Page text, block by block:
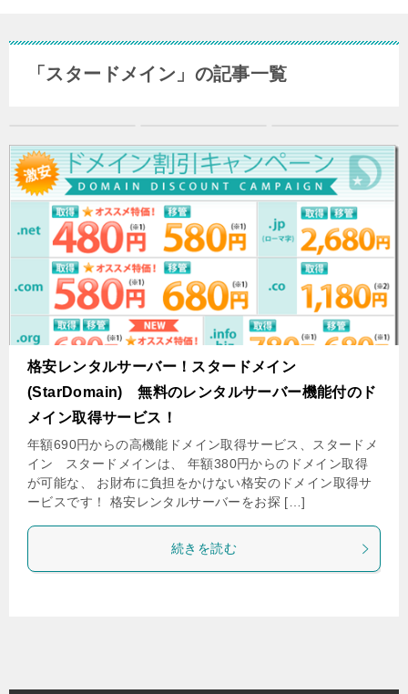
「スタードメイン」の記事一覧
格安レンタルサーバー！スタードメイン
(StarDomain) 無料のレンタルサーバー機能付のド
メイン取得サービス！
年額690円からの高機能ドメイン取得サービス、スタードメ
イン スタードメインは、 年額380円からのドメイン取得
が可能な、 お財布に負担をかけない格安のドメイン取得サ
ービスです！ 格安レンタルサーバーをお探 […]
続きを読む